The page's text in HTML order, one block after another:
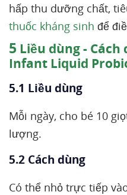
hấp thu dưỡng chất,
thuốc kháng sinh để
5 Liều dùng -
Infant Liquid
5.1 Liều dùng
Mỗi ngày, cho bé 10
lượng.
5.2 Cách dùng
Có thể nhỏ trực tiếp